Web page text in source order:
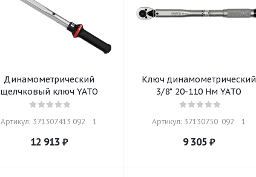
Динамометрический
щелчковый ключ YATO
Артикул: 371307413 092    1
12 913₽
Ключ динамометрический
3/8" 20-110 Нм YATO
Артикул: 37130750  092    1
9 305 ₽